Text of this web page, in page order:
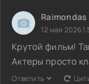
12 мая 2026
Крутой фильм!
Актеры просто
Ответить